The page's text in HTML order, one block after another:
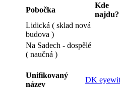
Pobočka
Kde
najdu?
Lidická ( sklad nová
budova )
Na Sadech - dospělé
( naučná )
Unifikovaný
název
DK